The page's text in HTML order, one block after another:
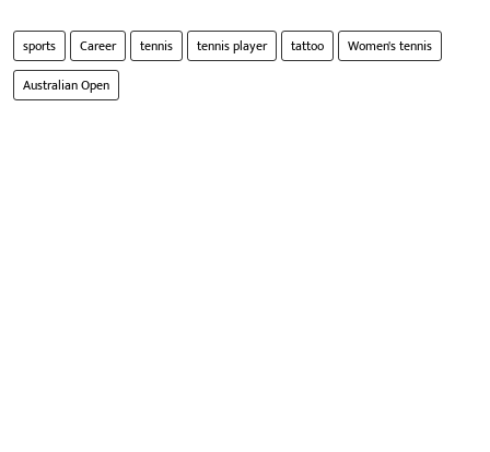
sports Career tennis tennis player tattoo
Women's tennis
Australian Open